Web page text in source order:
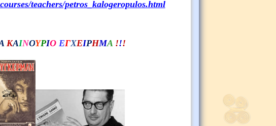
teachers/petros_kalogeropulos.html
KΑΙΝΟΥΡΙΟ ΕΓΧΕΙΡΗΜΑ !!!